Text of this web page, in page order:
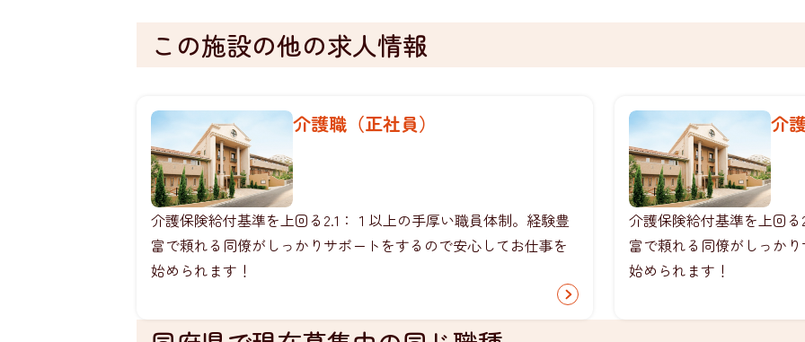
この施設の他の求人情報
介護職（正社員）
介護保険給付基準を上回る2.1：１以上の手厚い職員体制。経験豊
富で頼れる同僚がしっかりサポートをするので安心してお仕事を
始められます！
介
介護保険給付基準を上回
富で頼れる同僚がしっか
始められます！